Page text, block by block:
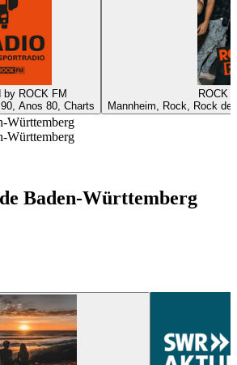
by ROCK FM
Anos 80, Charts
ROCK
Mannheim, Rock, Rock
Württemberg
Württemberg
Baden-Württemberg